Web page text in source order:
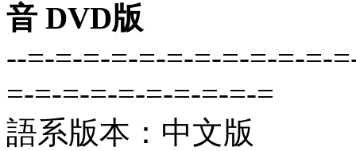
音 DVD版
--=-=-=-=-=-=-=-=-=-=-=-
=-=-=-=-=-=-=-=-=-=
語系版本：中文版